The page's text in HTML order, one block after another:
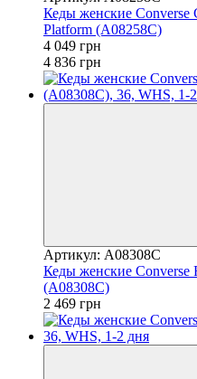
Кеды женские Converse
Platform (A08258C)
4 049 грн
4 836 грн
Артикул: A08308C
Кеды женские Converse
(A08308C)
2 469 грн